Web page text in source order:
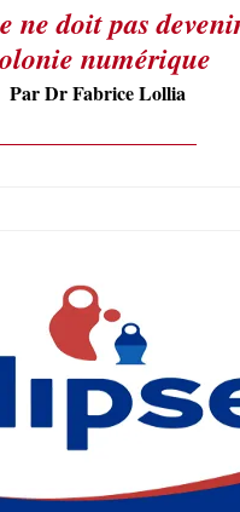
ne doit pas
numérique
Par Dr Fabrice Lollia